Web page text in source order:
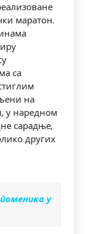
маратон.
са
на
у наредном
сарадње,
других
у